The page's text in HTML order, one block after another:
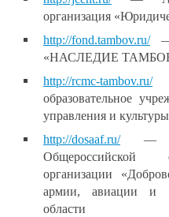
организация
http://fond.tambov.ru/—
«НАСЛЕДИЕ
http://rcmc-tambov.ru/—
образовательное
управления и
http://dosaaf.ru/—
Общероссийской
организации
армии, авиации и
области